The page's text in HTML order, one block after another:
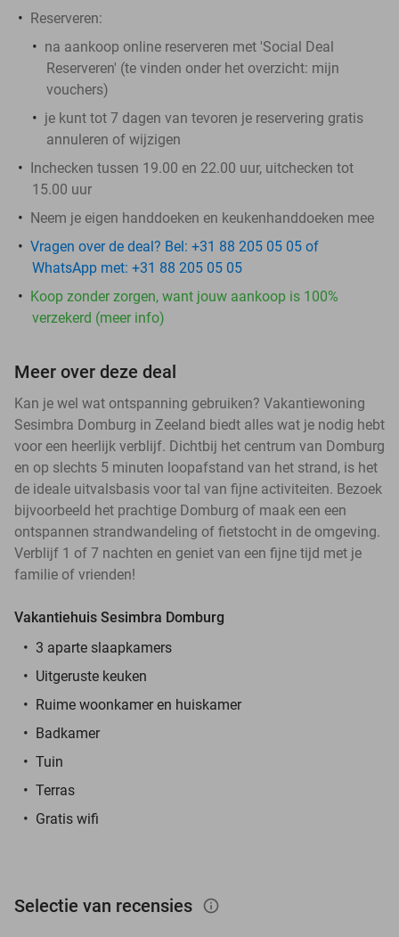
Reserveren:
na aankoop online reserveren met 'Social Deal
Reserveren' (te vinden onder het overzicht: mijn
vouchers)
je kunt tot 7 dagen van tevoren je reservering gratis
annuleren of wijzigen
Inchecken tussen 19.00 en 22.00 uur, uitchecken tot
15.00 uur
Neem je eigen handdoeken en keukenhanddoeken mee
Vragen over de deal? Bel: +31 88 205 05 05 of
WhatsApp met: +31 88 205 05 05
Koop zonder zorgen, want jouw aankoop is 100%
verzekerd (meer info)
Meer over deze deal
Kan je wel wat ontspanning gebruiken? Vakantiewoning
Sesimbra Domburg in Zeeland biedt alles wat je nodig hebt
voor een heerlijk verblijf. Dichtbij het centrum van Domburg
en op slechts 5 minuten loopafstand van het strand, is het
de ideale uitvalsbasis voor tal van fijne activiteiten. Bezoek
bijvoorbeeld het prachtige Domburg of maak een een
ontspannen strandwandeling of fietstocht in de omgeving.
Verblijf 1 of 7 nachten en geniet van een fijne tijd met je
familie of vrienden!
Vakantiehuis Sesimbra Domburg
3 aparte slaapkamers
Uitgeruste keuken
Ruime woonkamer en huiskamer
Badkamer
Tuin
Terras
Gratis wifi
Selectie van recensies info_outlined